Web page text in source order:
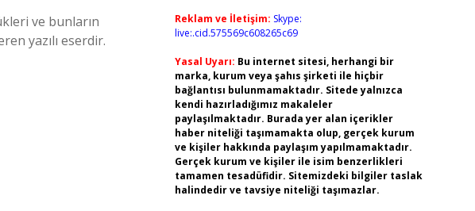
ve bunların
yazılı eserdir.
Reklam ve İletişim: Skype:
live:.cid.575569c608265c69
Yasal Uyarı: Bu internet sitesi, herhangi bir
marka, kurum veya şahıs şirketi ile hiçbir
bağlantısı bulunmamaktadır. Sitede yalnızca
kendi hazırladığımız makaleler
paylaşılmaktadır. Burada yer alan içerikler
haber niteliği taşımamakta olup, gerçek kurum
ve kişiler hakkında paylaşım yapılmamaktadır.
Gerçek kurum ve kişiler ile isim benzerlikleri
tamamen tesadüfidir. Sitemizdeki bilgiler taslak
halindedir ve tavsiye niteliği taşımazlar.